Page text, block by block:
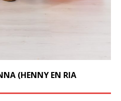
(HENNY EN RIA